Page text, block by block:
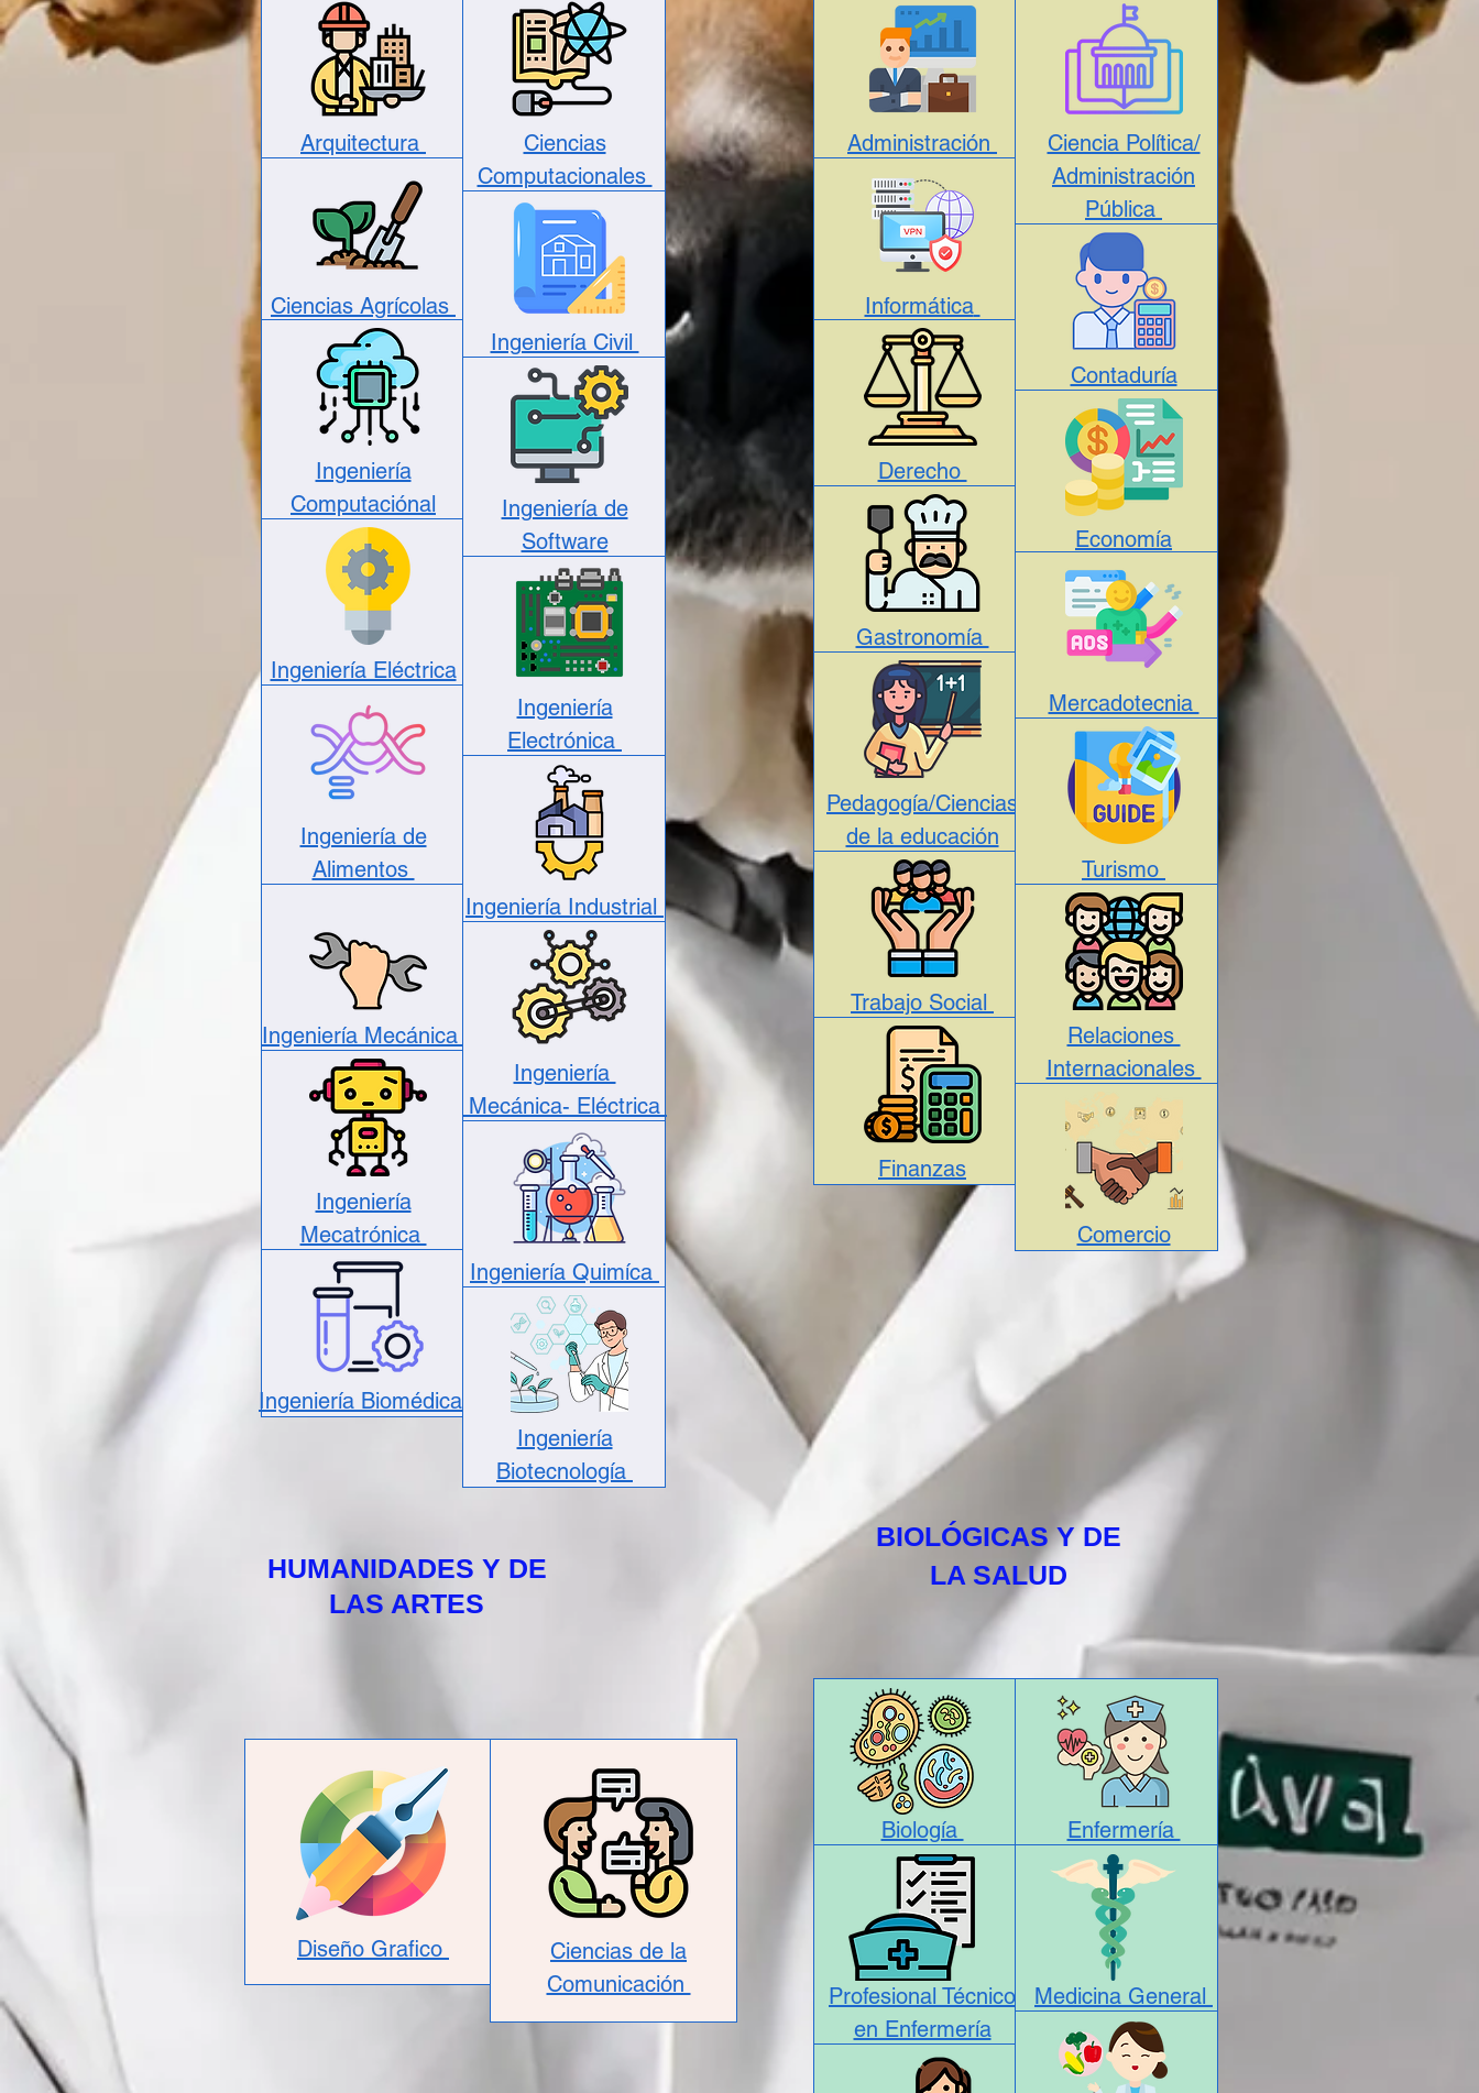
Arquitectura
Ciencias Agrícolas
Ingeniería
Computaciónal
Ingeniería Eléctrica
Ingeniería de
Alimentos
Ingeniería Mecánica
Ingeniería
Mecatrónica
Ingeniería Biomédica
Ciencias
Computacionales
Ingeniería Civil
Ingeniería de
Software
Ingeniería
Electrónica
Ingeniería Industrial
Ingeniería
Mecánica- Eléctrica
Ingeniería Quimíca
Ingeniería
Biotecnología
Administración
Informática
Derecho
Gastronomía
Pedagogía/Ciencias
de la educación
Trabajo Social
Finanzas
Ciencia Política/
Administración
Pública
Contaduría
Economía
Mercadotecnia
Turismo
Relaciones
Internacionales
Comercio
HUMANIDADES Y DE
LAS ARTES
Diseño Grafico
Ciencias de la
Comunicación
BIOLÓGICAS Y DE
LA SALUD
Biología
Profesional Técnico
en Enfermería
Enfermería
Medicina General